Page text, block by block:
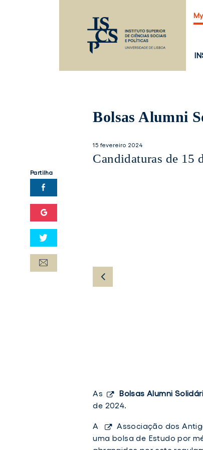
Partilha
Bolsas Alumni
15 fevereiro 2024
Candidaturas de 15
As Bolsas Alumni
de 2024.
A Associação dos
uma bolsa de Estudo por